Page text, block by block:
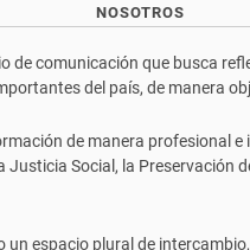
NOSOTROS
de comunicación que busca
del país, de manera
de manera profesional
Justicia Social, la Preservación
un espacio plural de